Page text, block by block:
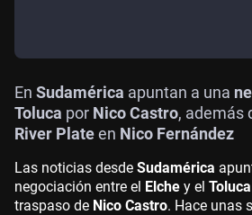
En Sudamérica apuntan a una
Toluca por Nico Castro, además
River Plateen Nico Fernández
Las noticias desde Sudamérica
negociación entre el Elche y el Toluca
traspaso de Nico Castro. Hace unas